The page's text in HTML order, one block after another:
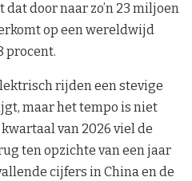
dat door naar zo’n 23 miljoen
op een wereldwijd
procent.
rijden een stevige
maar het tempo is niet
van 2026 viel de
ten opzichte van een jaar
cijfers in China en de